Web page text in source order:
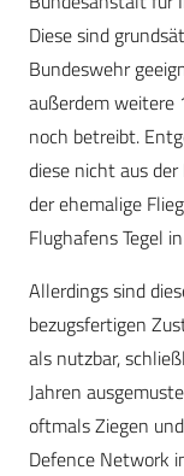
Diese sind
Bundeswehr
außerdem weitere
noch betreibt.
diese nicht aus
der ehemalige
Flughafens Tegel
Allerdings sind
bezugsfertigen
als nutzbar,
Jahren
oftmals Ziegen
Defence Network